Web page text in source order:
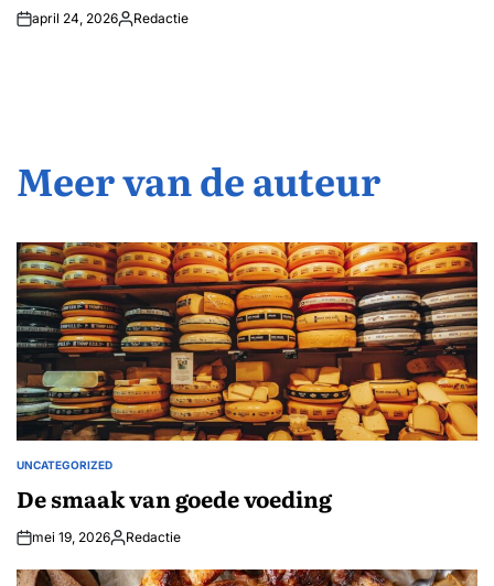
april 24, 2026Geplaatst
Redactie
Meer van de auteur
GEPLAATST
UNCATEGORIZED
De smaak van goede voeding
mei 19, 2026Geplaatst
Redactie